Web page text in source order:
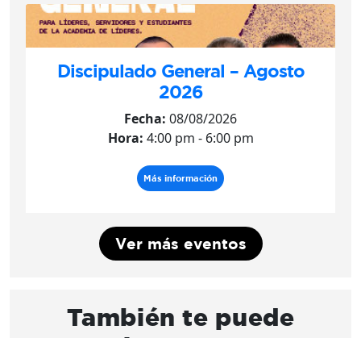
Discipulado General – Agosto
2026
Fecha: 08/08/2026
Hora: 4:00 pm - 6:00 pm
Más información
Ver más eventos
También te puede